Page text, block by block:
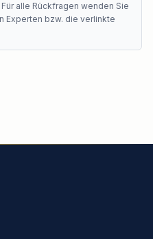
alle Rückfragen wenden Sie
Experten bzw. die verlinkte